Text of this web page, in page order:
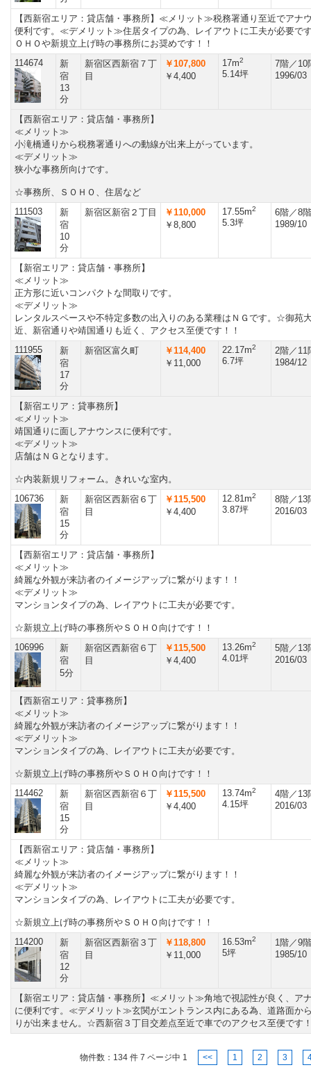
【西新宿エリア：貸店舗・事務所】≪メリット≫税務署通り至近でアナ
便利です。≪デメリット≫住居タイプの為、レイアウトに工夫が必要で
ＯＨＯや新規立上げ時の事務所にお奨めです！！
114674
新
宿
13
分
新宿区西新宿７丁
目
￥107,800
￥4,400
17m2
5.14坪
7階／10
1996/03
【西新宿エリア：貸店舗・事務所】
≪メリット≫
小滝橋通りから税務署通りへの動線が出来上がっています。
≪デメリット≫
狭小な事務所向けです。
☆事務所、ＳＯＨＯ、住居など
111503
新
宿
10
分
新宿区新宿２丁目
￥110,000
￥8,800
17.55m2
5.3坪
6階／8
1989/10
【新宿エリア：貸店舗・事務所】
≪メリット≫
正方形に近いコンパクトな間取りです。
≪デメリット≫
レンタルスペースや不特定多数の出入りのある業種はＮＧです。☆御苑
近、新宿通りや靖国通りも近く、アクセス至便です！！
111955
新
宿
17
分
新宿区富久町
￥114,400
￥11,000
22.17m2
6.7坪
2階／11
1984/12
【新宿エリア：貸事務所】
≪メリット≫
靖国通りに面しアナウンスに便利です。
≪デメリット≫
店舗はＮＧとなります。
☆内装新規リフォーム。きれいな室内。
106736
新
宿
15
分
新宿区西新宿６丁
目
￥115,500
￥4,400
12.81m2
3.87坪
8階／13
2016/03
【西新宿エリア：貸店舗・事務所】
≪メリット≫
綺麗な外観が来訪者のイメージアップに繋がります！！
≪デメリット≫
マンションタイプの為、レイアウトに工夫が必要です。
☆新規立上げ時の事務所やＳＯＨＯ向けです！！
106996
新
宿
5分
新宿区西新宿６丁
目
￥115,500
￥4,400
13.26m2
4.01坪
5階／13
2016/03
【西新宿エリア：貸事務所】
≪メリット≫
綺麗な外観が来訪者のイメージアップに繋がります！！
≪デメリット≫
マンションタイプの為、レイアウトに工夫が必要です。
☆新規立上げ時の事務所やＳＯＨＯ向けです！！
114462
新
宿
15
分
新宿区西新宿６丁
目
￥115,500
￥4,400
13.74m2
4.15坪
4階／13
2016/03
【西新宿エリア：貸店舗・事務所】
≪メリット≫
綺麗な外観が来訪者のイメージアップに繋がります！！
≪デメリット≫
マンションタイプの為、レイアウトに工夫が必要です。
☆新規立上げ時の事務所やＳＯＨＯ向けです！！
114200
新
宿
12
分
新宿区西新宿３丁
目
￥118,800
￥11,000
16.53m2
5坪
1階／9
1985/10
【新宿エリア：貸店舗・事務所】≪メリット≫角地で視認性が良く、ア
に便利です。≪デメリット≫玄関がエントランス内にある為、道路面か
りが出来ません。☆西新宿３丁目交差点至近で車でのアクセス至便です
物件数： 134 件 7 ページ中 1 << 1 2 3